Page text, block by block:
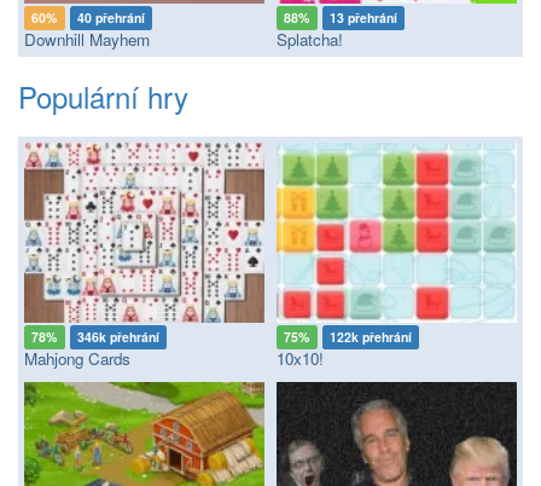
60% 40 přehrání
Downhill Mayhem
88% 13 přehrání
Splatcha!
Populární hry
78% 346k přehrání
Mahjong Cards
75% 122k přehrání
10x10!